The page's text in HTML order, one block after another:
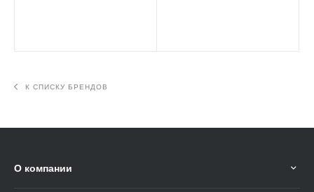
К СПИСКУ БРЕНДОВ
О компании